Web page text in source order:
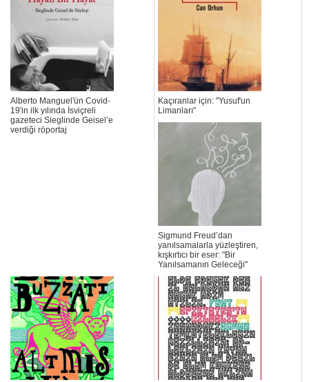
Alberto Manguel'ün Covid-
19'in ilk yılında İsviçreli
gazeteci Sieglinde Geisel’e
verdiği röportaj
Kaçıranlar için: "Yusuf'un
Limanları"
Sigmund Freud’dan
yanılsamalarla yüzleştiren,
kışkırtıcı bir eser: "Bir
Yanılsamanın Geleceği"